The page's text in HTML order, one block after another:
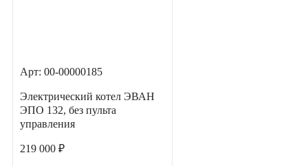
Арт: 00-00000185
Электрический котел ЭВАН
ЭПО 132, без пульта
управления
219 000 ₽